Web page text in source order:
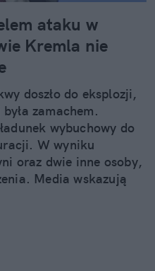
ataku w
Kremla nie
doszło do eksplozji,
zamachem.
wybuchowy do
W wyniku
oraz dwie inne osoby,
Media wskazują